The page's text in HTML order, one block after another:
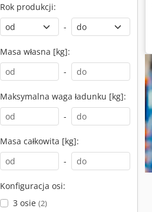
Rok produkcji:
-
Masa własna [kg]:
-
Maksymalna waga ładunku [kg]:
-
Masa całkowita [kg]:
-
Konfiguracja osi:
3 osie (2)